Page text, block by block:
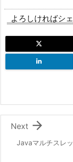
よろしければシ
Javaマルチスレ

Next